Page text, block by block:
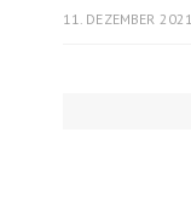
11. DEZEMBER 2021